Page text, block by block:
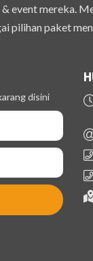
event mereka.
pilihan paket
disini